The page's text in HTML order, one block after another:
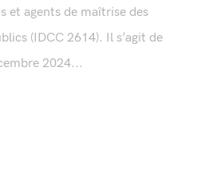
et agents de maîtrise des
(IDCC 2614). Il s’agit de
2024...